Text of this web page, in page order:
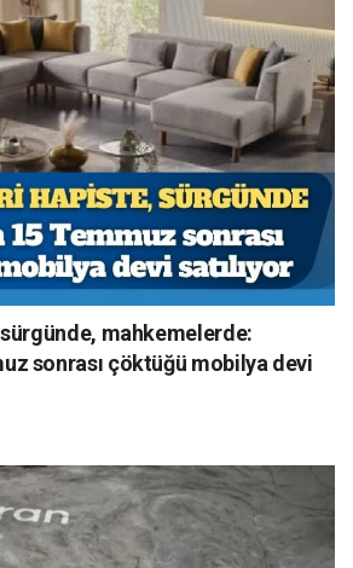
mahkemelerde:
sonrası çöktüğü mobilya devi